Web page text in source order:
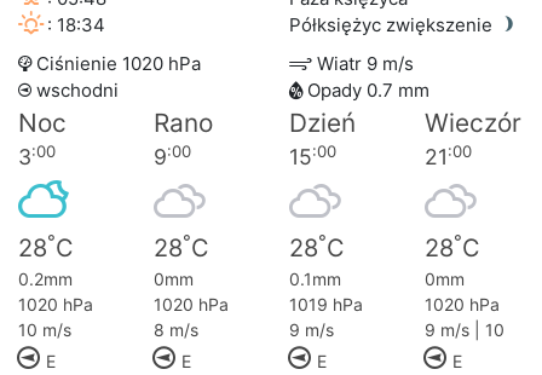
: 18:34
Półksiężyc zwiększenie
Ciśnienie 1020 hPa
Wiatr 9 m/s
wschodni
Opady 0.7 mm
Noc Rano Dzień Wieczór
3:00 9:00 15:00 21:00
28°C 28°C 28°C 28°C
0.2mm 0mm 0.1mm
0mm
1020 hPa
1020 hPa 1019 hPa
1020 hPa
10 m/s
8 m/s 9 m/s
9 m/s | 10
E
E E
E